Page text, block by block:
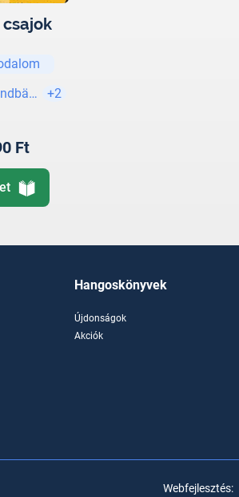
csajok
+2
Ft
Hangoskönyvek
Újdonságok
Akciók
Webfejlesztés: